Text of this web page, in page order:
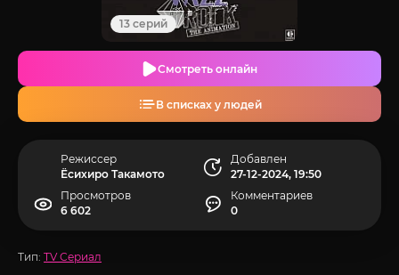
13 серий
Смотреть онлайн
В списках у людей
Режиссер
Ёсихиро Такамото
Добавлен
27-12-2024, 19:50
Просмотров
6 602
Комментариев
0
Тип: TV Сериал